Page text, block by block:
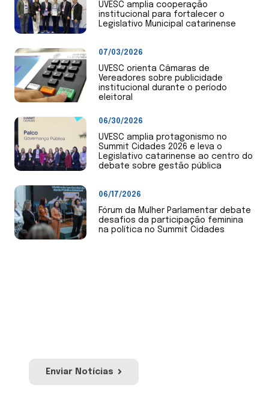
UVESC amplia cooperação
institucional para fortalecer o
Legislativo Municipal catarinense
07/03/2026
UVESC orienta Câmaras de
Vereadores sobre publicidade
institucional durante o período
eleitoral
06/30/2026
UVESC amplia protagonismo no
Summit Cidades 2026 e leva o
Legislativo catarinense ao centro do
debate sobre gestão pública
06/17/2026
Fórum da Mulher Parlamentar debate
desafios da participação feminina
na política no Summit Cidades
Enviar Notícias